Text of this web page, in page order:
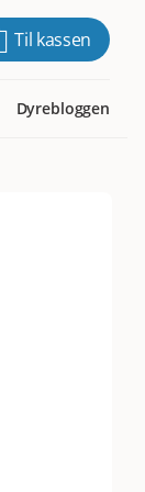
Til kassen
Dyrebloggen